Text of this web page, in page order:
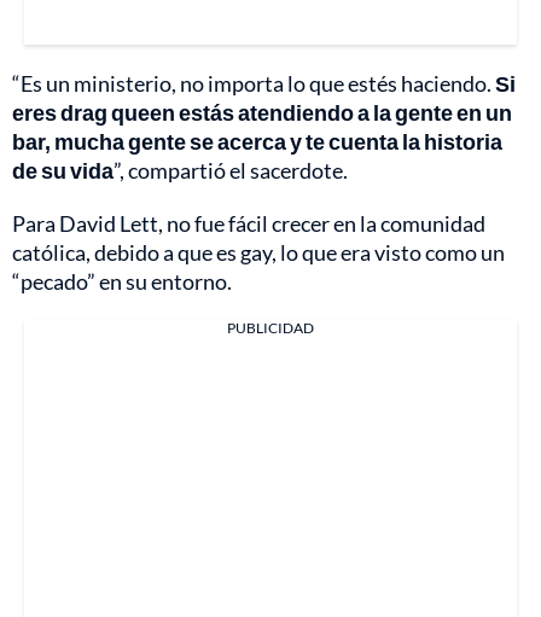
“Es un ministerio, no importa lo que estés haciendo.Si
eres drag queen estás atendiendo a la gente en un
bar, mucha gente se acerca y te cuenta la historia
de su vida”, compartió el sacerdote.
Para David Lett, no fue fácil crecer en la comunidad
católica, debido a que es gay, lo que era visto como un
“pecado” en su entorno.
PUBLICIDAD